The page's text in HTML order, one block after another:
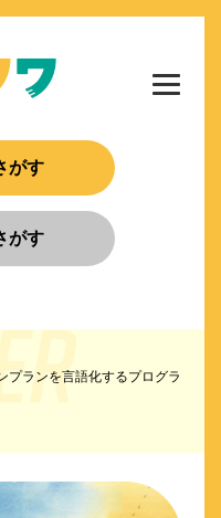
がす
がす
プランを言語化するプログラ